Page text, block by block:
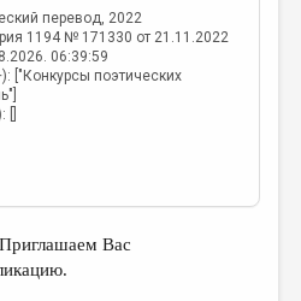
перевод, 2022
1194 № 171330 от 21.11.2022
06:39:59
["Конкурсы поэтических
Вас